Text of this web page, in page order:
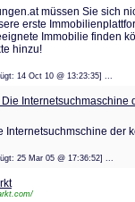
müssen Sie sich
erste
Immobilie finden
hinzu!
14 Oct 10 @ 13:23:35]
Die Internetsuchmaschine
Internetsuchmschine der
25 Mar 05 @ 17:36:52]